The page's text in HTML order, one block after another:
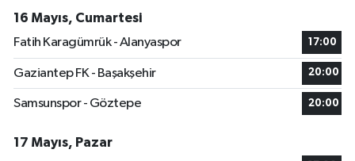
16 Mayıs, Cumartesi
Fatih Karagümrük - Alanyaspor
17:00
Gaziantep FK - Başakşehir 20:00
Samsunspor - Göztepe 20:00
17 Mayıs, Pazar